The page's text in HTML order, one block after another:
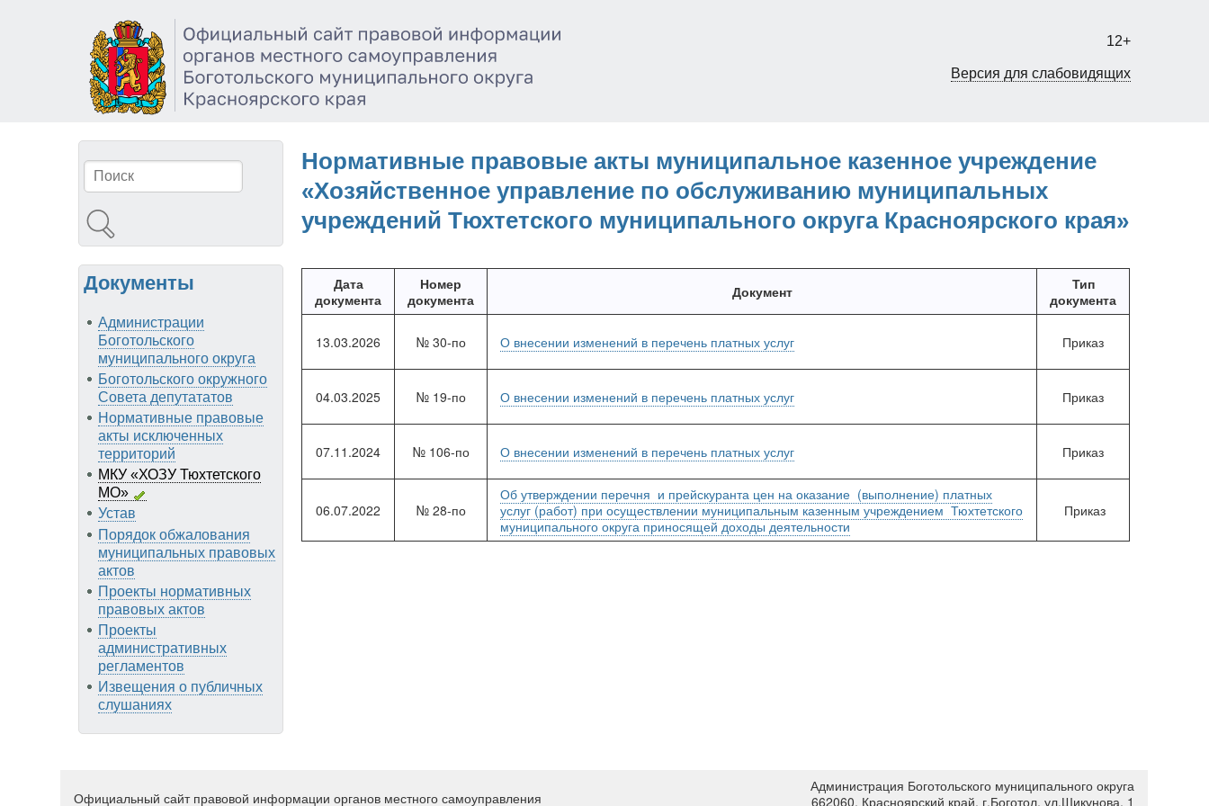
12+
Версия для слабовидящих
Поиск
Документы
Администрации
Боготольского
муниципального округа
Боготольского окружного
Совета депутататов
Нормативные правовые
акты исключенных
территорий
МКУ «ХОЗУ Тюхтетского
МО»
Устав
Порядок обжалования
муниципальных правовых
актов
Проекты нормативных
правовых актов
Проекты
административных
регламентов
Извещения о публичных
слушаниях
Нормативные правовые акты муниципальное казенное учреждение
«Хозяйственное управление по обслуживанию муниципальных
учреждений Тюхтетского муниципального округа Красноярского края»
Дата
документа
Номер
документа
Документ
Тип
документа
13.03.2026 № 30-по О внесении изменений в перечень платных услуг Приказ
04.03.2025 № 19-по О внесении изменений в перечень платных услуг Приказ
07.11.2024 № 106-по О внесении изменений в перечень платных услуг Приказ
06.07.2022 № 28-по
Об утверждении перечня и прейскуранта цен на оказание (выполнение) платных
услуг (работ) при осуществлении муниципальным казенным учреждением Тюхтетского
муниципального округа приносящей доходы деятельности
Приказ
Официальный сайт правовой информации органов местного самоуправления
Администрация Боготольского муниципального округа
662060, Красноярский край, г.Боготол, ул.Шикунова, 1